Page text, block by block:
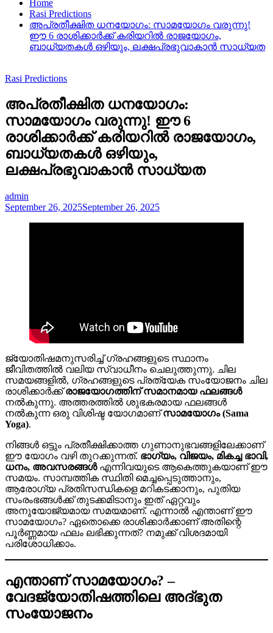
Home
Rasi Predictions
അപ്രതീക്ഷിത ധനയോഗം: സാമയോഗം വരുന്നു!
ഈ 6 രാശിക്കാർക്ക് കരിയറിൽ രാജയോഗം,
ബാധ്യതകൾ ഒഴിയും, ലക്ഷപ്രഭുവാകാൻ സാധ്യത
Rasi Predictions
അപ്രതീക്ഷിത ധനയോഗം:
സാമയോഗം വരുന്നു! ഈ 6
രാശിക്കാർക്ക് കരിയറിൽ രാജയോഗം,
ബാധ്യതകൾ ഒഴിയും,
ലക്ഷപ്രഭുവാകാൻ സാധ്യത
admin
September 26, 2025September 26, 2025
ജ്യോതിഷമനുസരിച്ച് ഗ്രഹങ്ങളുടെ സ്ഥാനം
ജീവിതത്തിൽ വലിയ സ്വാധീനം ചെലുത്തുന്നു. ചില
സമയങ്ങളിൽ, ഗ്രഹങ്ങളുടെ പ്രത്യേക സംയോജനം ചില
രാശിക്കാർക്ക്രാജയോഗത്തിന് സമാനമായ ഫലങ്ങൾ
നൽകുന്നു. അത്തരത്തിൽ ശുഭകരമായ ഫലങ്ങൾ
നൽകുന്ന ഒരു വിശിഷ്ട യോഗമാണ്സാമയോഗം (Sama
Yoga).
നിങ്ങൾ ഒട്ടും പ്രതീക്ഷിക്കാത്ത ഗുണാനുഭവങ്ങളിലേക്കാണ്
ഈ യോഗം വഴി തുറക്കുന്നത്. ഭാഗ്യം, വിജയം, മികച്ച ഭാവി,
ധനം, അവസരങ്ങൾഎന്നിവയുടെ ആകെത്തുകയാണ് ഈ
സമയം. സാമ്പത്തിക സ്ഥിതി മെച്ചപ്പെടുത്താനും,
ആരോഗ്യ പ്രതിസന്ധികളെ മറികടക്കാനും, പുതിയ
സംരംഭങ്ങൾക്ക് തുടക്കമിടാനും ഇത് ഏറ്റവും
അനുയോജ്യമായ സമയമാണ്. എന്നാൽ എന്താണ് ഈ
സാമയോഗം? ഏതൊക്കെ രാശിക്കാർക്കാണ് അതിന്റെ
പൂർണ്ണമായ ഫലം ലഭിക്കുന്നത്? നമുക്ക് വിശദമായി
പരിശോധിക്കാം.
എന്താണ് സാമയോഗം? –
വേദജ്യോതിഷത്തിലെ അദ്ഭുത
സംയോജനം